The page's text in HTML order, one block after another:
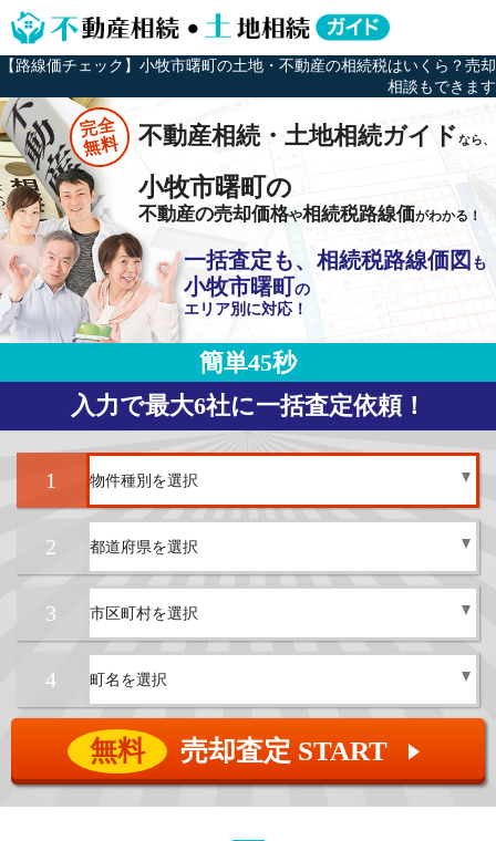
【路線価チェック】小牧市曙町の土地・不動産の相続税はいくら？売却
相談もできます
完全
無料 不動産相続・土地相続ガイドなら、
小牧市曙町の
不動産の売却価格や相続税路線価がわかる！
一括査定も、相続税路線価図 も
小牧市曙町の
エリア別に対応！
簡単45秒
入力で最大6社に一括査定依頼！
1
2
3
4
無料 売却査定 START ▲